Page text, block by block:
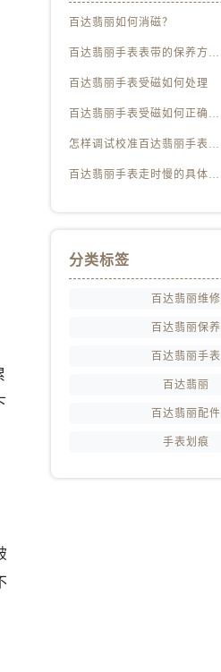
百达翡丽如何消磁？
百达翡丽手表表带的保养方法有哪些？
百达翡丽手表受磁如何处理
百达翡丽手表受磁如何正确消磁
怎样调试校准百达翡丽手表？（百达翡丽手表的调试校准方法）
百达翡丽手表走时慢的具体原因
分类标签
百达翡丽维修
百达翡丽保养
百达翡丽手表
百达翡丽
百达翡丽配件
手表划痕